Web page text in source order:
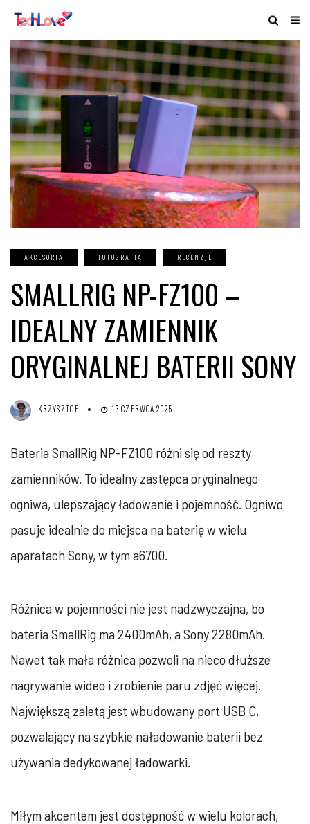
AKCESORIA FOTOGRAFIA RECENZJE
SMALLRIG NP-FZ100 –
IDEALNY ZAMIENNIK
ORYGINALNEJ BATERII SONY
KRZYSZTOF 13 CZERWCA 2025
Bateria SmallRig NP-FZ100 różni się od reszty
zamienników. To idealny zastępca oryginalnego
ogniwa, ulepszający ładowanie i pojemność. Ogniwo
pasuje idealnie do miejsca na baterię w wielu
aparatach Sony, w tym a6700.
Różnica w pojemności nie jest nadzwyczajna, bo
bateria SmallRig ma 2400mAh, a Sony 2280mAh.
Nawet tak mała różnica pozwoli na nieco dłuższe
nagrywanie wideo i zrobienie paru zdjęć więcej.
Największą zaletą jest wbudowany port USB C,
pozwalający na szybkie naładowanie baterii bez
używania dedykowanej ładowarki.
Miłym akcentem jest dostępność w wielu kolorach,